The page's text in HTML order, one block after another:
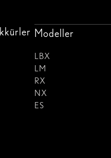
Modeller
LBX
LM
RX
NX
ES